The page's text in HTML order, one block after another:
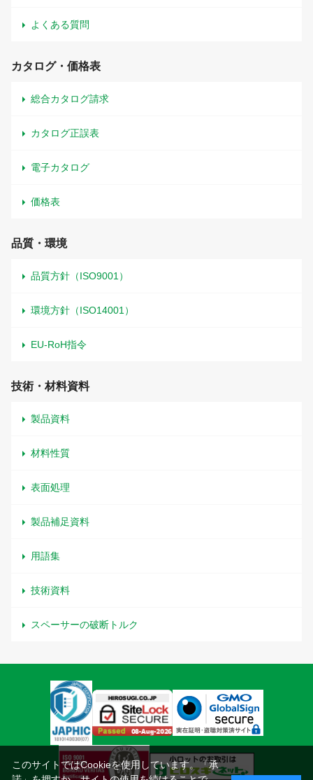
よくある質問
カタログ・価格表
総合カタログ請求
カタログ正誤表
電子カタログ
価格表
品質・環境
品質方針（ISO9001）
環境方針（ISO14001）
EU-RoH指令
技術・材料資料
製品資料
材料性質
表面処理
製品補足資料
用語集
技術資料
スペーサーの破断トルク
このサイトではCookieを使用しています。「承